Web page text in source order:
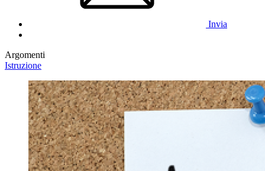
Invia
Argomenti
Istruzione